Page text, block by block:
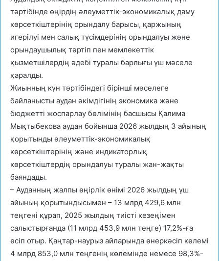
тәртібінде өңірдің әлеуметтік-экономикалық даму
көрсеткіштерінің орындалу барысы, қаржының
игерілуі мен салық түсімдерінің орындалуы және
орындаушылық тәртіп пен мемлекеттік
қызметшілердің әдебі туралы барлығы үш мәселе
қаралды.
Жиынның күн тәртібіндегі бірінші мәселеге
байланысты аудан әкімдігінің экономика және
бюджетті жоспарлау бөлімінің басшысы Қалима
Мықтыбекова аудан бойынша 2026 жылдың 3 айының
қорытынды әлеуметтік-экономикалық
көрсеткіштерінің және индикаторлық
көрсеткіштердің орындалуы туралы жан-жақты
баяндады.
– Ауданның жалпы өңірлік өнімі 2026 жылдың үш
айының қорытындысымен – 13 млрд 429,6 млн
теңгені құрап, 2025 жылдың тиісті кезеңімен
салыстырғанда (11 млрд 453,9 млн теңге) 17,2%-ға
өсіп отыр. Қаңтар-наурыз айларында өнеркәсіп көлемі
4 млрд 853,0 млн теңгенің көлемінде немесе 98,3%-